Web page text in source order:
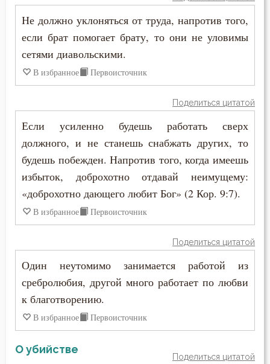
Не должно уклоняться от труда, напротив того,
если брат помогает брату, то они не уловимы
сетями диавольскими.
В избранное Первоисточник
Поделиться цитатой
Если усиленно будешь работать сверх
должного, и не станешь снабжать других, то
будешь побежден. Напротив того, когда имеешь
избыток, доброхотно отдавай неимущему:
«доброхотно дающего любит Бог» (2 Кор. 9:7).
В избранное Первоисточник
Поделиться цитатой
Один неутомимо занимается работой из
сребролюбия, другой много работает по любви
к благотворению.
В избранное Первоисточник
О убийстве
Поделиться цитатой